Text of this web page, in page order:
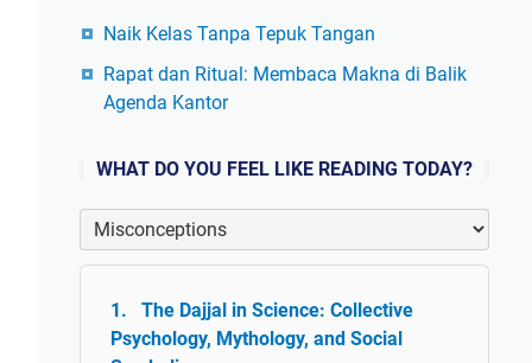
Naik Kelas Tanpa Tepuk Tangan
Rapat dan Ritual: Membaca Makna di Balik
Agenda Kantor
WHAT DO YOU FEEL LIKE READING TODAY?
The Dajjal in Science: Collective
Psychology, Mythology, and Social